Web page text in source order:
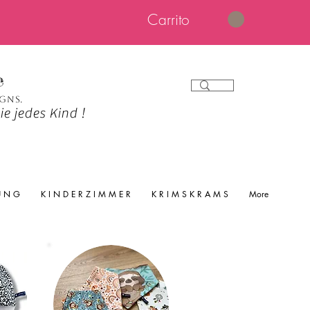
Carrito
jedes Kind !
N G K I N D E R Z I M M E R K R I M S K R A M S More